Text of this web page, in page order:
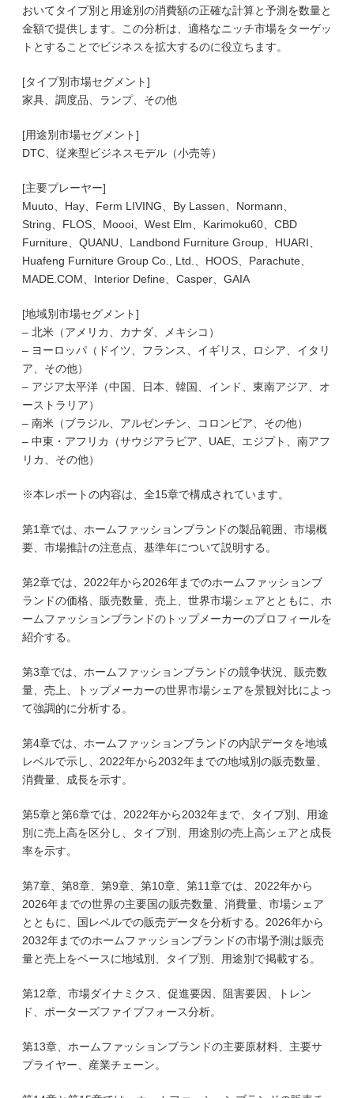
おいてタイプ別と用途別の消費額の正確な計算と予測を数量と
金額で提供します。この分析は、適格なニッチ市場をターゲッ
トとすることでビジネスを拡大するのに役立ちます。
[タイプ別市場セグメント]
家具、調度品、ランプ、その他
[用途別市場セグメント]
DTC、従来型ビジネスモデル（小売等）
[主要プレーヤー]
Muuto、Hay、Ferm LIVING、By Lassen、Normann、
String、FLOS、Moooi、West Elm、Karimoku60、CBD
Furniture、QUANU、Landbond Furniture Group、HUARI、
Huafeng Furniture Group Co., Ltd.、HOOS、Parachute、
MADE.COM、Interior Define、Casper、GAIA
[地域別市場セグメント]
– 北米（アメリカ、カナダ、メキシコ）
– ヨーロッパ（ドイツ、フランス、イギリス、ロシア、イタリ
ア、その他）
– アジア太平洋（中国、日本、韓国、インド、東南アジア、オ
ーストラリア）
– 南米（ブラジル、アルゼンチン、コロンビア、その他）
– 中東・アフリカ（サウジアラビア、UAE、エジプト、南アフ
リカ、その他）
※本レポートの内容は、全15章で構成されています。
第1章では、ホームファッションブランドの製品範囲、市場概
要、市場推計の注意点、基準年について説明する。
第2章では、2022年から2026年までのホームファッションブ
ランドの価格、販売数量、売上、世界市場シェアとともに、ホ
ームファッションブランドのトップメーカーのプロフィールを
紹介する。
第3章では、ホームファッションブランドの競争状況、販売数
量、売上、トップメーカーの世界市場シェアを景観対比によっ
て強調的に分析する。
第4章では、ホームファッションブランドの内訳データを地域
レベルで示し、2022年から2032年までの地域別の販売数量、
消費量、成長を示す。
第5章と第6章では、2022年から2032年まで、タイプ別、用途
別に売上高を区分し、タイプ別、用途別の売上高シェアと成長
率を示す。
第7章、第8章、第9章、第10章、第11章では、2022年から
2026年までの世界の主要国の販売数量、消費量、市場シェア
とともに、国レベルでの販売データを分析する。2026年から
2032年までのホームファッションブランドの市場予測は販売
量と売上をベースに地域別、タイプ別、用途別で掲載する。
第12章、市場ダイナミクス、促進要因、阻害要因、トレン
ド、ポーターズファイブフォース分析。
第13章、ホームファッションブランドの主要原材料、主要サ
プライヤー、産業チェーン。